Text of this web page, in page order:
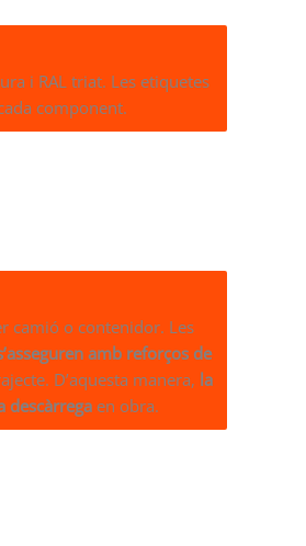
i RAL triat. Les etiquetes
component.
camió o contenidor. Les
amb reforços de
D’aquesta manera, la
descàrrega en obra.